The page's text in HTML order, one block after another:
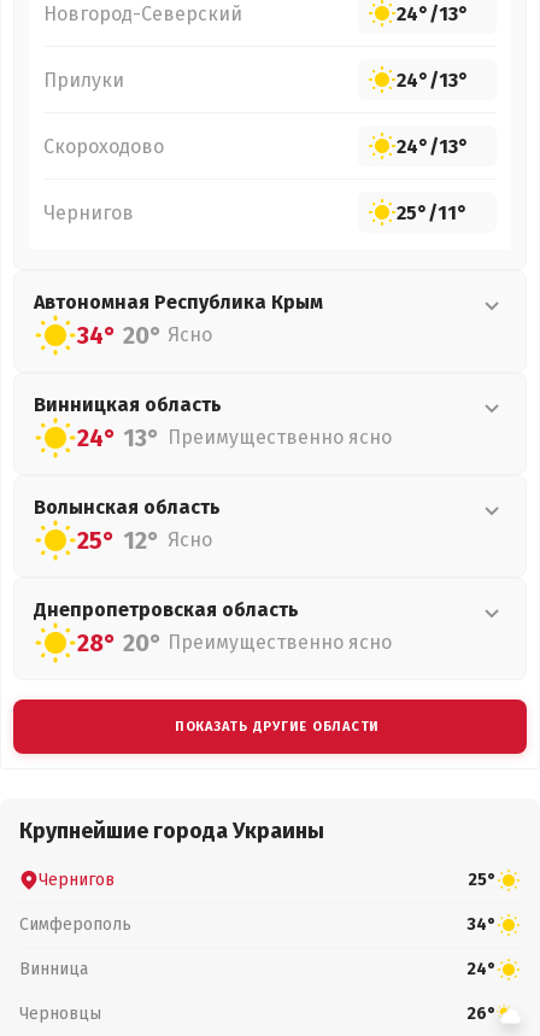
Новгород-Северский 24°/13°
Прилуки 24°/13°
Скороходово 24°/13°
Чернигов 25°/11°
Автономная Республика Крым
34° 20° Ясно
Винницкая область
24° 13° Преимущественно ясно
Волынская область
25° 12° Ясно
Днепропетровская область
28° 20° Преимущественно ясно
ПОКАЗАТЬ ДРУГИЕ ОБЛАСТИ
Крупнейшие города Украины
Чернигов 25°
Симферополь 34°
Винница 24°
Черновцы 26°